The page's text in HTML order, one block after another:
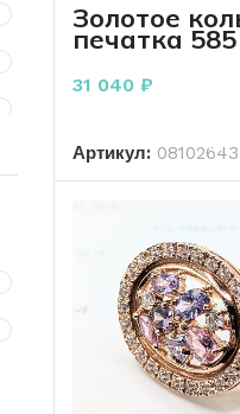
Золотое
печатка
31 040 ₽
Артикул: 08102643